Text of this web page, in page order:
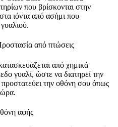
που βρίσκονται στην
ιόντα από ασήμι που
από πτώσεις
από χημικά
γυαλί, ώστε να διατηρεί την
την οθόνη σου όπως
αφής